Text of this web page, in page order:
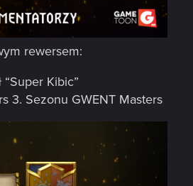
rewersem:
Kibic”
3. Sezonu GWENT Masters